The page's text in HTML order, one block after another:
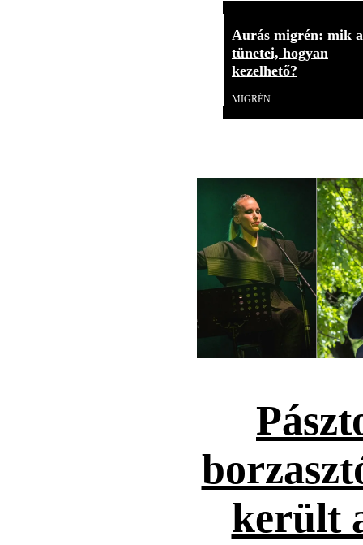
Aurás migrén: mik a
tünetei, hogyan
kezelhető?
MIGRÉN
került